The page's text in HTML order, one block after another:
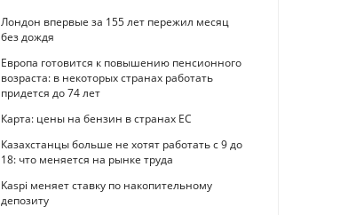
Лондон впервые за 155 лет пережил месяц
без дождя
Европа готовится к повышению пенсионного
возраста: в некоторых странах работать
придется до 74 лет
Карта: цены на бензин в странах ЕС
Казахстанцы больше не хотят работать с 9 до
18: что меняется на рынке труда
Kaspi меняет ставку по накопительному
депозиту